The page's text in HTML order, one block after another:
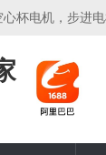
机，步进电机